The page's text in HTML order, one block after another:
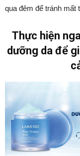
qua đêm để tránh mất
Thực hiện
dưỡng da để